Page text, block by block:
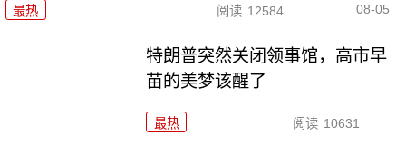
最热 阅读 12584 08-05
特朗普突然关闭领事馆，高市早
苗的美梦该醒了
最热 阅读 10631